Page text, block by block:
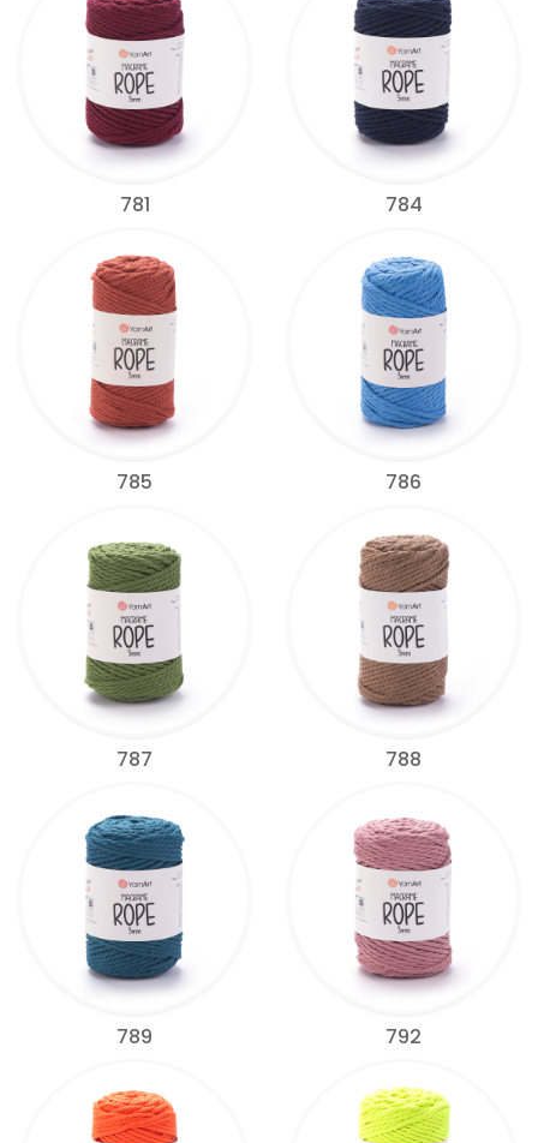
781 784
785 786
787 788
789 792